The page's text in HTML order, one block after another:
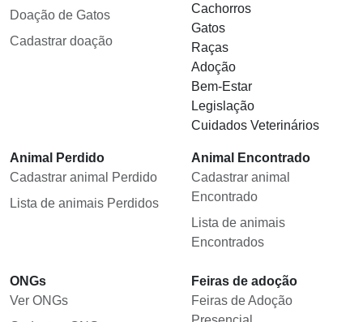
Doação de Gatos
Cadastrar doação
Cachorros
Gatos
Raças
Adoção
Bem-Estar
Legislação
Cuidados Veterinários
Animal Perdido
Cadastrar animal Perdido
Lista de animais Perdidos
Animal Encontrado
Cadastrar animal
Encontrado
Lista de animais
Encontrados
ONGs
Ver ONGs
Feiras de adoção
Feiras de Adoção